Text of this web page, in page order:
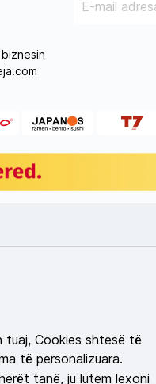
tuaj, Cookies shtesë të
të personalizuara.
tanë, ju lutem lexoni